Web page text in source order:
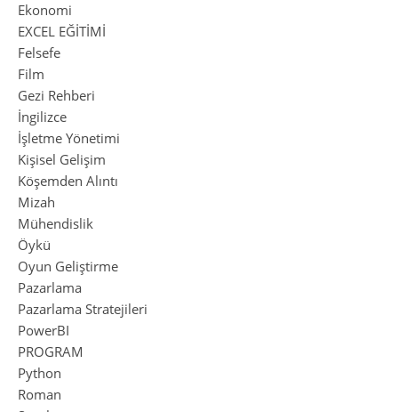
Ekonomi
EXCEL EĞİTİMİ
Felsefe
Film
Gezi Rehberi
İngilizce
İşletme Yönetimi
Kişisel Gelişim
Köşemden Alıntı
Mizah
Mühendislik
Öykü
Oyun Geliştirme
Pazarlama
Pazarlama Stratejileri
PowerBI
PROGRAM
Python
Roman